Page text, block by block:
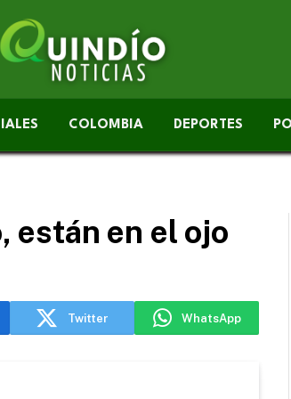
COLOMBIA DEPORTES
están en el ojo
Twitter WhatsApp